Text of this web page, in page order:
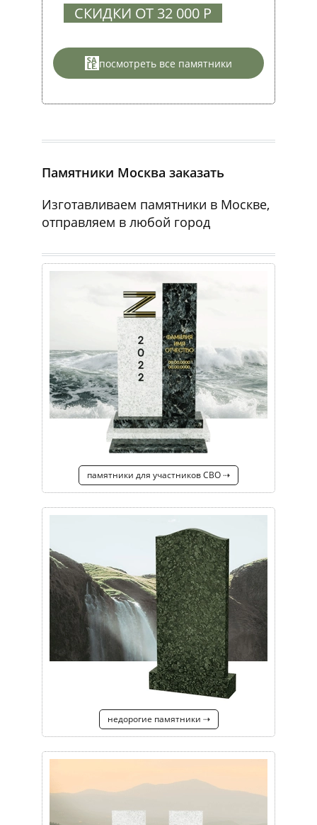
СКИДКИ ОТ 32 000 Р
посмотреть все памятники
Памятники Москва заказать
Изготавливаем памятники в Москве,
отправляем в любой город
памятники для участников СВО ⇢
недорогие памятники ⇢